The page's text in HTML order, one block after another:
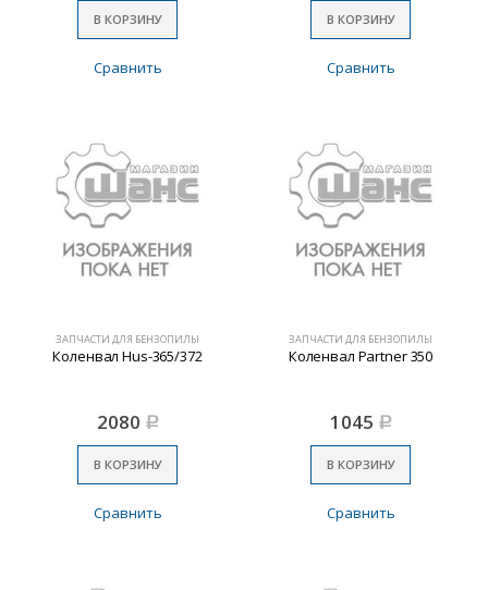
В КОРЗИНУ
Сравнить
В КОРЗИНУ
Сравнить
ЗАПЧАСТИ ДЛЯ БЕНЗОПИЛЫ
Коленвал Hus-365/372
2080 Р
В КОРЗИНУ
Сравнить
ЗАПЧАСТИ ДЛЯ БЕНЗОПИЛЫ
Коленвал Partner 350
1045 Р
В КОРЗИНУ
Сравнить